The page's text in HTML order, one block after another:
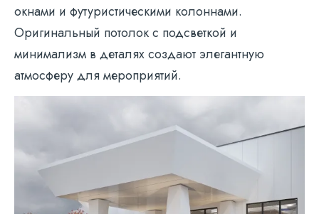
окнами и футуристическими колоннами.
Оригинальный потолок с подсветкой и
минимализм в деталях создают элегантную
атмосферу для мероприятий.